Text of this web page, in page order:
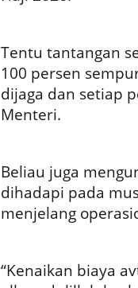
Tentu tantangan
100 persen
dijaga dan setiap
Menteri.
Beliau juga
dihadapi pada
menjelang
“Kenaikan biaya